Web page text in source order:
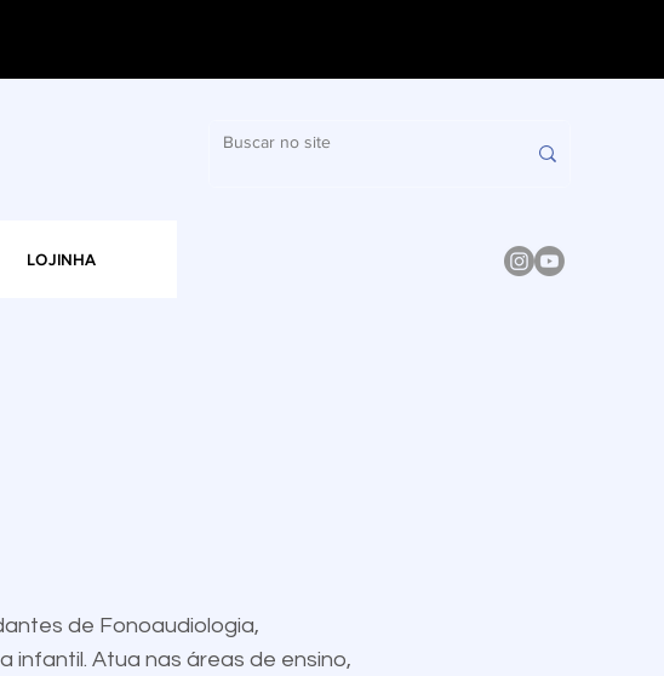
LOJINHA
de Fonoaudiologia,
Atua nas áreas de ensino,